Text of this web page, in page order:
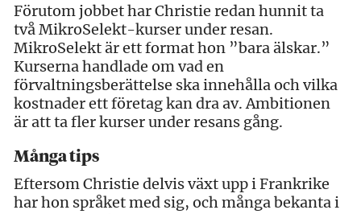
Förutom jobbet har Christie redan hunnit ta
två MikroSelekt-kurser under resan.
MikroSelekt är ett format hon ”bara älskar.”
Kurserna handlade om vad en
förvaltningsberättelse ska innehålla och vilka
kostnader ett företag kan dra av. Ambitionen
är att ta fler kurser under resans gång.
Många tips
Eftersom Christie delvis växt upp i Frankrike
har hon språket med sig, och många bekanta i